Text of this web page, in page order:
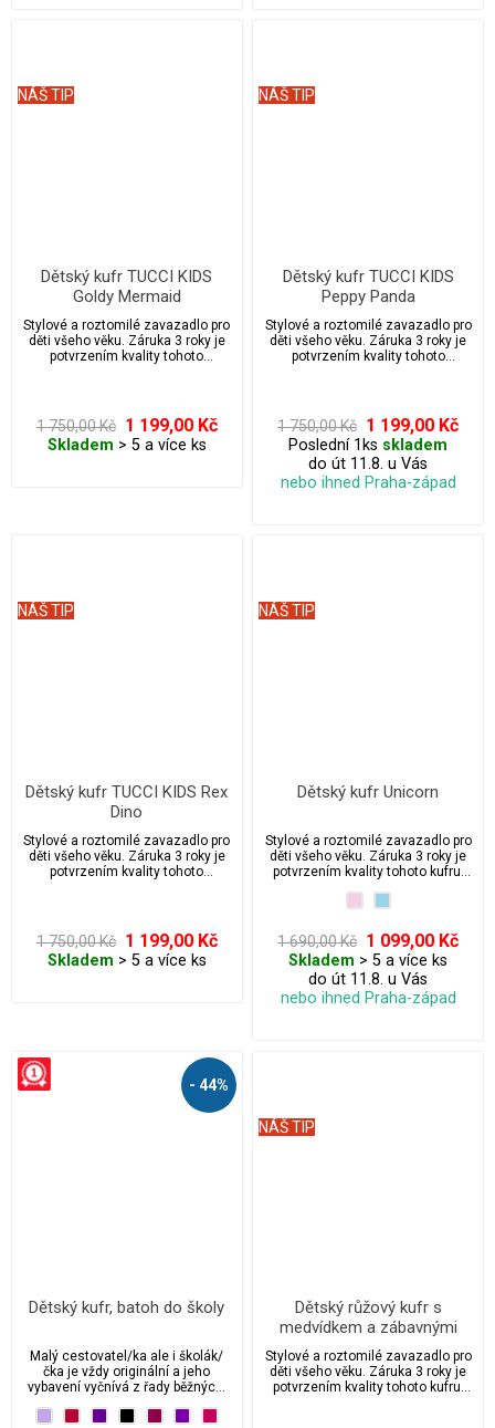
NÁŠ TIP
Dětský kufr TUCCI KIDS
Goldy Mermaid
Stylové a roztomilé zavazadlo pro
děti všeho věku. Záruka 3 roky je
potvrzením kvality tohoto
úložným prostorem, to je dětský
kufr TUCCI KIDS Goldy Mermaid.
1 750,00 Kč 1 199,00 Kč
Skladem > 5 a více ks
NÁŠ TIP
Dětský kufr TUCCI KIDS
Peppy Panda
Stylové a roztomilé zavazadlo pro
děti všeho věku. Záruka 3 roky je
potvrzením kvality tohoto
úložným prostorem, to je dětský
kufr TUCCI KIDS Peppy Panda.
1 750,00 Kč 1 199,00 Kč
Poslední 1ks skladem
do út 11.8. u Vás
nebo ihned Praha-západ
NÁŠ TIP
Dětský kufr TUCCI KIDS Rex
Dino
Stylové a roztomilé zavazadlo pro
děti všeho věku. Záruka 3 roky je
potvrzením kvality tohoto
úložným prostorem, to je dětský
kufr TUCCI KIDS Rex Dino.
1 750,00 Kč 1 199,00 Kč
Skladem > 5 a více ks
NÁŠ TIP
Dětský kufr Unicorn
Stylové a roztomilé zavazadlo pro
děti všeho věku. Záruka 3 roky je
potvrzením kvality tohoto kufru.
1 690,00 Kč 1 099,00 Kč
Skladem > 5 a více ks
do út 11.8. u Vás
nebo ihned Praha-západ
- 44%
Dětský kufr, batoh do školy
Malý cestovatel/ka ale i školák/
čka je vždy originální a jeho
vybavení vyčnívá z řady běžných.
množství vzorů.
NÁŠ TIP
Dětský růžový kufr s
medvídkem a zábavnými
motivy
Stylové a roztomilé zavazadlo pro
děti všeho věku. Záruka 3 roky je
potvrzením kvality tohoto kufru.